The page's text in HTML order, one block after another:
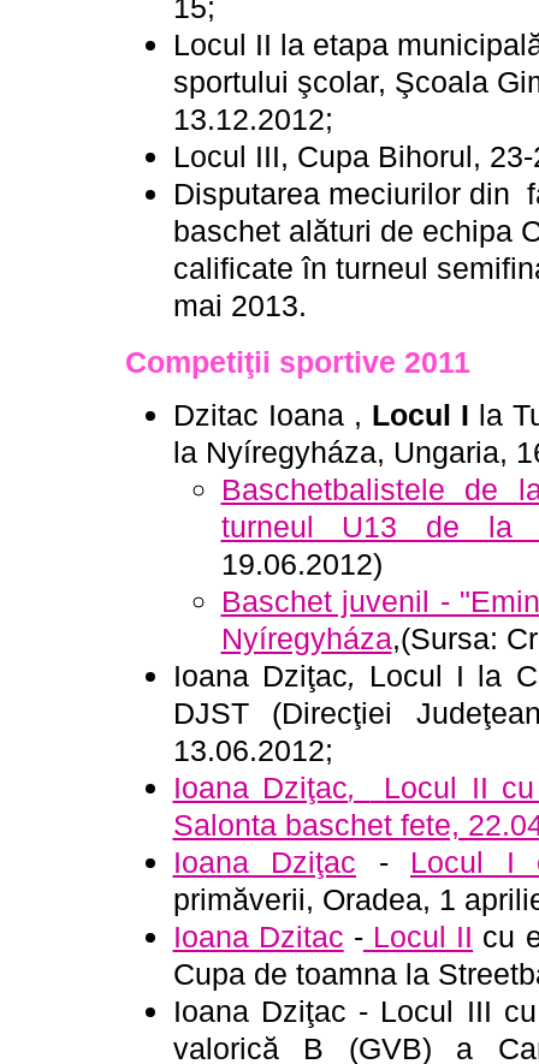
Locul II la etapa
sportului şcolar, Şcoala
13.12.2012;
Locul III, Cupa Bihorul,
Disputarea meciurilor din
baschet alături de echipa
calificate în turneul
mai 2013.
Competiţii sportive 2011
Dzitac Ioana , Locul I la
la Nyíregyháza, Ungaria,
Baschetbalistele de
turneul U13 de la
19.06.2012)
Baschet juvenil -
Nyíregyháza,(Sursa:
Ioana Dziţac, Locul I la
DJST (Direcţiei
13.06.2012;
Ioana Dziţac,
Locul II
Salonta baschet fete,
Ioana Dziţac - Locul I
primăverii, Oradea, 1
Ioana Dzitac -Locul II cu
Cupa de toamna la
Ioana Dziţac - Locul III
valorică B (GVB) a